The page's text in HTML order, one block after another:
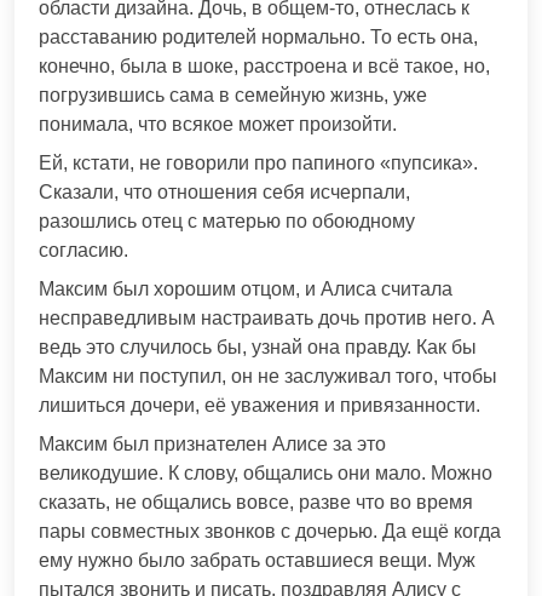
области дизайна. Дочь, в общем-то, отнеслась к
расставанию родителей нормально. То есть она,
конечно, была в шоке, расстроена и всё такое, но,
погрузившись сама в семейную жизнь, уже
понимала, что всякое может произойти.
Ей, кстати, не говорили про папиного «пупсика».
Сказали, что отношения себя исчерпали,
разошлись отец с матерью по обоюдному
согласию.
Максим был хорошим отцом, и Алиса считала
несправедливым настраивать дочь против него. А
ведь это случилось бы, узнай она правду. Как бы
Максим ни поступил, он не заслуживал того, чтобы
лишиться дочери, её уважения и привязанности.
Максим был признателен Алисе за это
великодушие. К слову, общались они мало. Можно
сказать, не общались вовсе, разве что во время
пары совместных звонков с дочерью. Да ещё когда
ему нужно было забрать оставшиеся вещи. Муж
пытался звонить и писать, поздравляя Алису с